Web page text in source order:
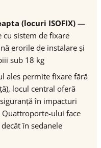
(locuri ISOFIX) —
cu sistem de fixare
erorile de instalare și
sub 18 kg
ales permite fixare fără
locul central oferă
în impacturi
Quattroporte-ului face
în sedanele